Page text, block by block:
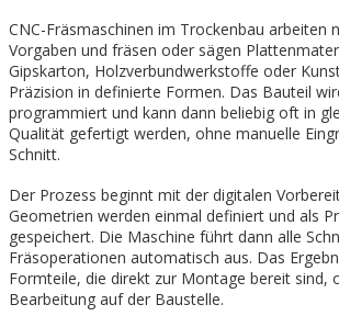
CNC-Fräsmaschinen im Trockenbau arbeiten
Vorgaben und fräsen oder sägen
Gipskarton, Holzverbundwerkstoffe oder
Präzision in definierte Formen. Das Bauteil
programmiert und kann dann beliebig oft in
Qualität gefertigt werden, ohne manuelle
Schnitt.
Der Prozess beginnt mit der digitalen
Geometrien werden einmal definiert und als
gespeichert. Die Maschine führt dann alle
Fräsoperationen automatisch aus. Das
Formteile, die direkt zur Montage bereit sind,
Bearbeitung auf der Baustelle.